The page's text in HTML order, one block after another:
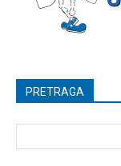
PRETRAGA